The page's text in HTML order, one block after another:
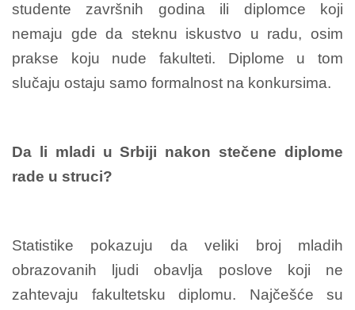
studente završnih godina ili diplomce koji
nemaju gde da steknu iskustvo u radu, osim
prakse koju nude fakulteti. Diplome u tom
slučaju ostaju samo formalnost na konkursima.
Da li mladi u Srbiji nakon stečene diplome
rade u struci?
Statistike pokazuju da veliki broj mladih
obrazovanih ljudi obavlja poslove koji ne
zahtevaju fakultetsku diplomu. Najčešće su